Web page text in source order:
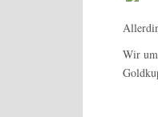
Wir